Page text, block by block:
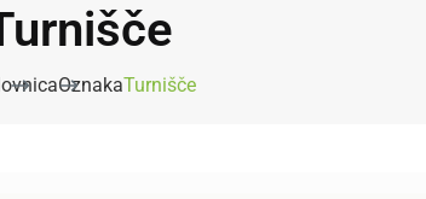
OznakaTurnišče